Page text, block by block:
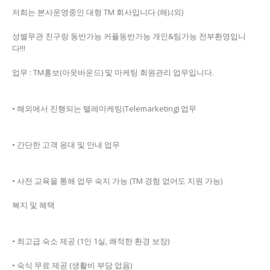
저희는 본사운영중인 대형 TM 회사입니다 (해).(외)
성별무관 친구랑 동반가능 커플동반가능 개인&팀가능 전부환영입니
다!!!
업무 : TM홍보(아웃바운드) 및 마케팅 회원관리 업무입니다.
• 해외에서 진행되는 텔레마케팅(Telemarketing) 업무
• 간단한 고객 응대 및 안내 업무
• 사전 교육을 통해 업무 숙지 가능 (TM 경험 없어도 지원 가능)
복지 및 혜택
• 최고급 숙소 제공 (1인 1실, 쾌적한 환경 보장)
• 숙식 무료 제공 (생활비 부담 없음)